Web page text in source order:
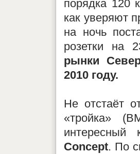
порядка 120
как уверяют
на ночь
розетки на
рынки
2010 году.
Не отстаёт
«тройка»
Concept. По